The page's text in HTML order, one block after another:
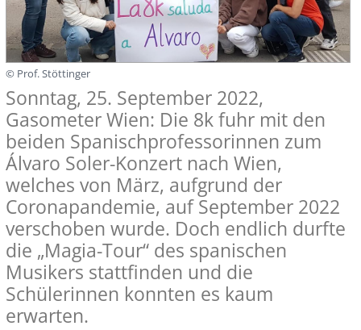
© Prof. Stöttinger
Sonntag, 25. September 2022,
Gasometer Wien: Die 8k fuhr mit den
beiden Spanischprofessorinnen zum
Álvaro Soler-Konzert nach Wien,
welches von März, aufgrund der
Coronapandemie, auf September 2022
verschoben wurde. Doch endlich durfte
die „Magia-Tour“ des spanischen
Musikers stattfinden und die
Schülerinnen konnten es kaum
erwarten.